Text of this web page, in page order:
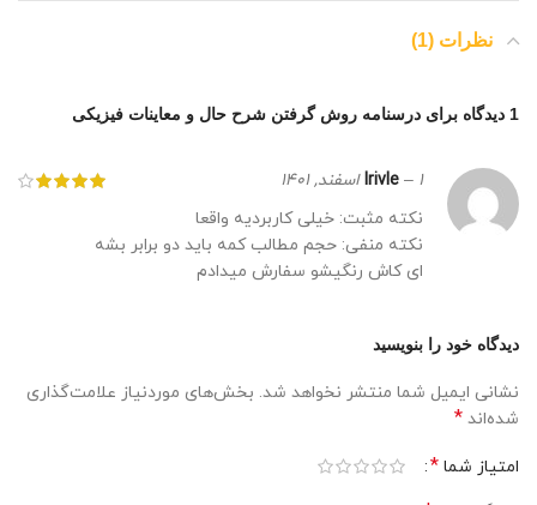
نظرات (1)
1 دیدگاه برای درسنامه روش گرفتن شرح حال و معاینات فیزیکی
Irivle – 1 اسفند, 1401
نکته مثبت: خیلی کاربردیه واقعا
نکته منفی: حجم مطالب کمه باید دو برابر بشه
ای کاش رنگیشو سفارش میدادم
دیدگاه خود را بنویسید
نشانی ایمیل شما منتشر نخواهد شد. بخش‌های موردنیاز علامت‌گذاری
شده‌اند *
امتیاز شما *